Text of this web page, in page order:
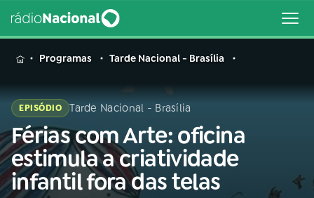
MENU
Buscar
na
Rádio
Nacional
Buscar
Programas Tarde Nacional - Brasília
EPISÓDIO Tarde Nacional - Brasília
Férias com Arte: oficina
estimula a criatividade
infantil fora das telas